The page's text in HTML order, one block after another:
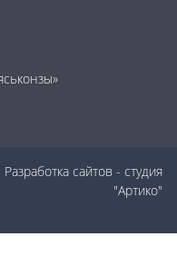
Разработка сайтов - студия
"Артико"